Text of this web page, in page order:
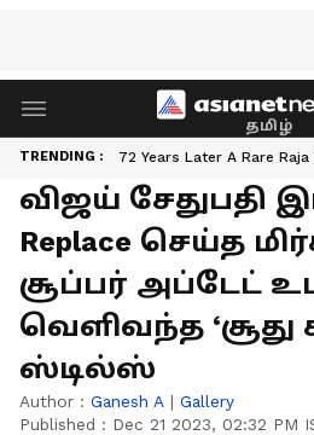
தமிழ்
TRENDING : 72 Years Later A Rare Raja
விஜய் சேதுபதி
Replace செய்த
சூப்பர் அப்டேட்
வெளிவந்த ‘சூது
ஸ்டில்ஸ்
Author : Ganesh A | Gallery
Published : Dec 21 2023, 02:32 PM